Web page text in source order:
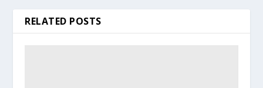
RELATED POSTS